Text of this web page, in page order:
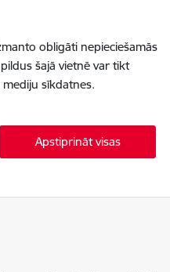
obligāti nepieciešamās
šajā vietnē var tikt
sīkdatnes.
Apstiprināt visas